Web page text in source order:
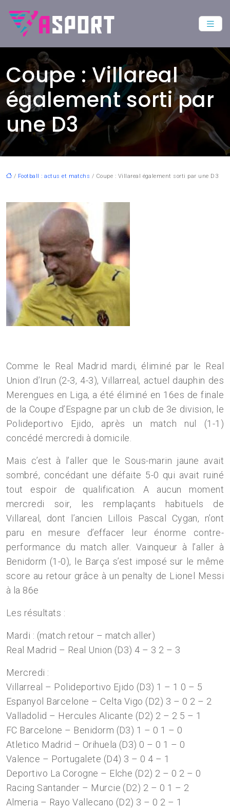
Coupe : Villareal
également sorti par
une D3
/ Football : actus et matchs / Coupe : Villareal également sorti par une D3
Comme le Real Madrid mardi, éliminé par le Real
Union d’Irun (2-3, 4-3), Villarreal, actuel dauphin des
Merengues en Liga, a été éliminé en 16es de finale
de la Coupe d’Espagne par un club de 3e division, le
Polideportivo Ejido, après un match nul (1-1)
concédé mercredi à domicile.
Mais c’est à l’aller que le Sous-marin jaune avait
sombré, concédant une défaite 5-0 qui avait ruiné
tout espoir de qualification. A aucun moment
mercredi soir, les remplaçants habituels de
Villareal, dont l’ancien Lillois Pascal Cygan, n’ont
paru en mesure d’effacer leur énorme contre-
performance du match aller. Vainqueur à l’aller à
Benidorm (1-0), le Barça s’est imposé sur le même
score au retour grâce à un penalty de Lionel Messi
à la 86e
Les résultats :
Mardi : (match retour – match aller)
Real Madrid – Real Union (D3) 4 – 3 2 – 3
Mercredi :
Villarreal – Polideportivo Ejido (D3) 1 – 1 0 – 5
Espanyol Barcelone – Celta Vigo (D2) 3 – 0 2 – 2
Valladolid – Hercules Alicante (D2) 2 – 2 5 – 1
FC Barcelone – Benidorm (D3) 1 – 0 1 – 0
Atletico Madrid – Orihuela (D3) 0 – 0 1 – 0
Valence – Portugalete (D4) 3 – 0 4 – 1
Deportivo La Corogne – Elche (D2) 2 – 0 2 – 0
Racing Santander – Murcie (D2) 2 – 0 1 – 2
Almeria – Rayo Vallecano (D2) 3 – 0 2 – 1